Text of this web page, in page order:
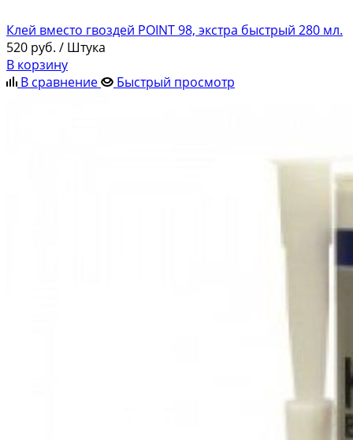
Клей вместо гвоздей POINT 98, экстра быстрый 280 мл.
520 руб. / Штука
В корзину
В сравнение
Быстрый просмотр